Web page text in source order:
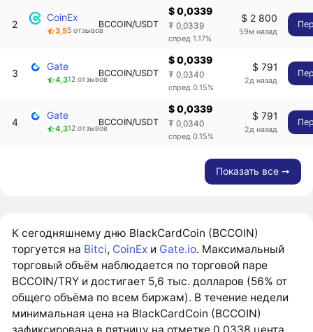
2
CoinEx
3,55 отзывов
BCCOIN/USDT
$ 0,0339
₮ 0,0339
спред 1.17%
$ 2 800
59м назад
3
Gate
4,312 отзывов
BCCOIN/USDT
$ 0,0339
₮ 0,0340
спред 0.15%
$ 791
2д назад
4
Gate
4,312 отзывов
BCCOIN/USDT
$ 0,0339
₮ 0,0340
спред 0.15%
$ 791
2д назад
Показать все ➙
К сегодняшнему дню BlackCardCoin (BCCOIN)
торгуется на Bitci, CoinEx и Gate.io. Максимальный
торговый объём наблюдается по торговой паре
BCCOIN/TRY и достигает 5,6 тыс. долларов (56% от
общего объёма по всем биржам). В течение недели
минимальная цена на BlackCardCoin (BCCOIN)
зафиксирована в пятницу на отметке 0,0338 цента.